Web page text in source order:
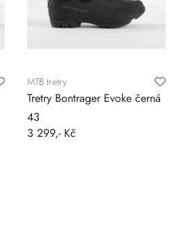
MTB tretry
Tretry Bontrager Evoke černá
43
3 299,- Kč